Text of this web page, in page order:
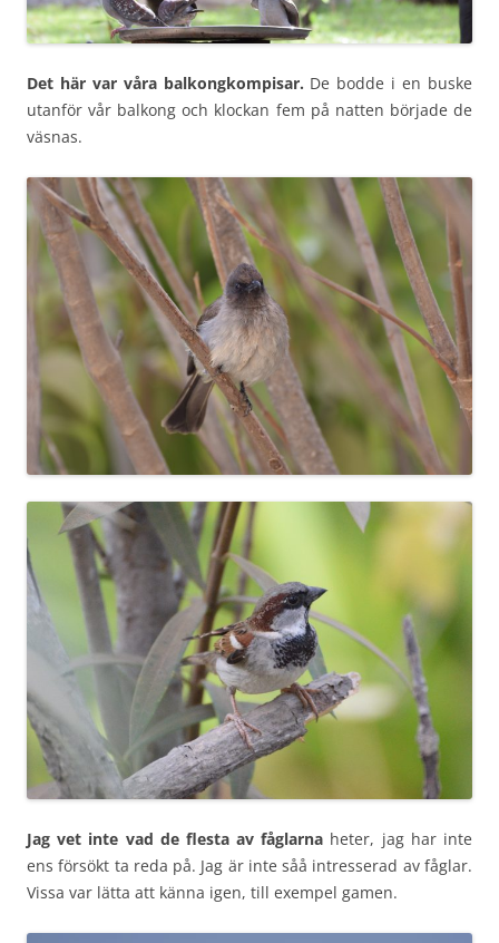
Det här var våra balkongkompisar. De bodde i en buske
utanför vår balkong och klockan fem på natten började de
väsnas.
Jag vet inte vad de flesta av fåglarna heter, jag har inte
ens försökt ta reda på. Jag är inte såå intresserad av fåglar.
Vissa var lätta att känna igen, till exempel gamen.